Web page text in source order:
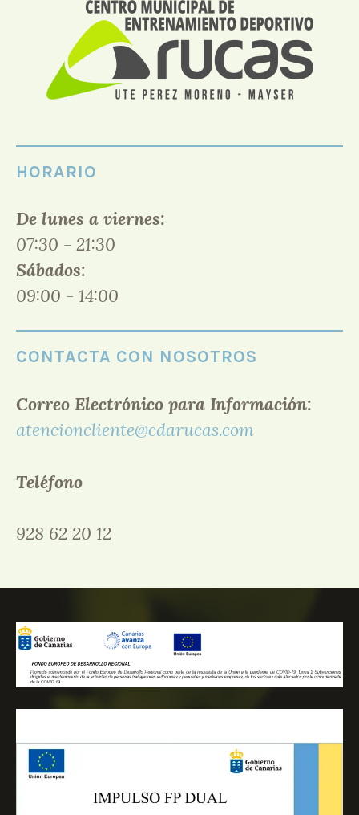
HORARIO
De lunes a viernes:
07:30 - 21:30
Sábados:
09:00 - 14:00
CONTACTA CON NOSOTROS
Correo Electrónico para Información:
atencioncliente@cdarucas.com
Teléfono
928 62 20 12